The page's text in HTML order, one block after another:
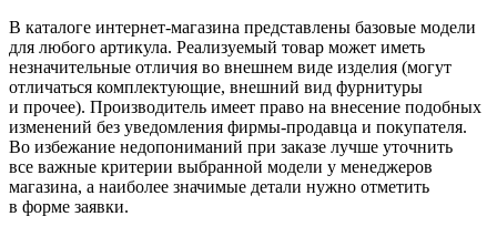
В каталоге интернет-магазина представлены базовые модели
для любого артикула. Реализуемый товар может иметь
незначительные отличия во внешнем виде изделия (могут
отличаться комплектующие, внешний вид фурнитуры
и прочее). Производитель имеет право на внесение подобных
изменений без уведомления фирмы-продавца и покупателя.
Во избежание недопониманий при заказе лучше уточнить
все важные критерии выбранной модели у менеджеров
магазина, а наиболее значимые детали нужно отметить
в форме заявки.